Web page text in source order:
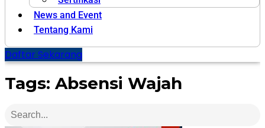
News and Event
Tentang Kami
Daftar Sekarang
Tags: Absensi Wajah